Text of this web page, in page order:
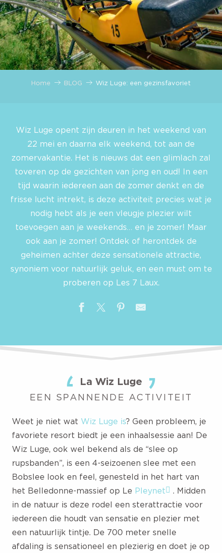
Home BLOG Wiz Luge: een gezinsfavoriet
Wiz Luge opent zijn deuren in het weekend van
22 mei en daarna elk weekend, tot aan de
zomervakantie. Het is nieuws dat een glimlach zal
toveren op de gezichten van jong en oud! In een
tijd waarin iedereen aan de zomer denkt en de
frisse lucht intrekt, is deze activiteit precies wat je
nodig hebt als je een vleugje plezier wilt
toevoegen aan je weekends… en je zomer! Maar
ook aan je zomer! Ontdek of herontdek de
geheimen achter deze sensationele attractie,
synoniem voor natuurlijk geluk, en een must om te
proberen op Les 7 Laux.
La Wiz Luge
EEN SPANNENDE ACTIVITEIT
Weet je niet wat Wiz Luge is? Geen probleem, je
favoriete resort biedt je een inhaalsessie aan! De
Wiz Luge, ook wel bekend als de “slee op
rupsbanden”, is een 4-seizoenen slee met een
Bobslee look en feel, genesteld in het hart van
het Belledonne-massief op Le Pleynet
. Midden
in de natuur is deze rodel een sterattractie voor
iedereen die houdt van sensatie en plezier met
een natuurlijk tintje. De 700 meter snelle
afdaling is sensationeel en plezierig en doet je op